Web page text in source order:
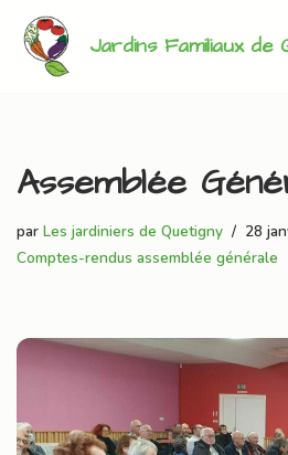
Aller
Jardins Familiaux de
Assemblée
par Les jardiniers de Quetigny
28
Comptes-rendus assemblée générale